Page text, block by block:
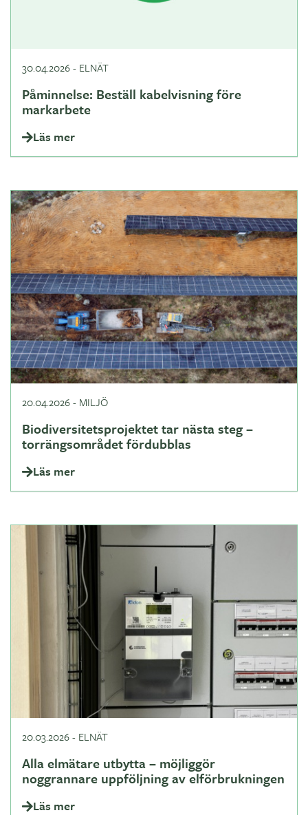
30.04.2026- ELNÄT
Påminnelse: Beställ kabelvisning före
markarbete
Läs mer
20.04.2026- MILJÖ
Biodiversitetsprojektet tar nästa steg –
torrängsområdet fördubblas
Läs mer
20.03.2026- ELNÄT
Alla elmätare utbytta – möjliggör
noggrannare uppföljning av elförbrukningen
Läs mer